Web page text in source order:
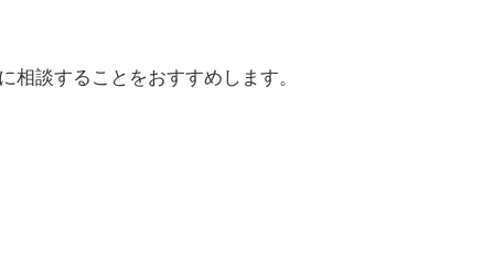
談することをおすすめします。